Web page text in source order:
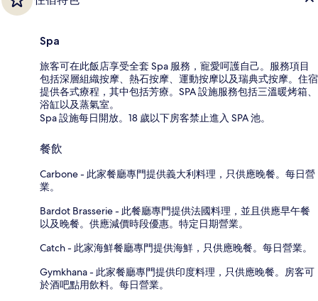
Spa
旅客可在此飯店享受全套 Spa 服務，寵愛呵護自己。服務項目
包括深層組織按摩、熱石按摩、運動按摩以及瑞典式按摩。住宿
提供各式療程，其中包括芳療。SPA 設施服務包括三溫暖烤箱、
浴缸以及蒸氣室。
Spa 設施每日開放。18 歲以下房客禁止進入 SPA 池。
餐飲
Carbone - 此家餐廳專門提供義大利料理，只供應晚餐。每日營
業。
Bardot Brasserie - 此餐廳專門提供法國料理，並且供應早午餐
以及晚餐。供應減價時段優惠。特定日期營業。
Catch - 此家海鮮餐廳專門提供海鮮，只供應晚餐。每日營業。
Gymkhana - 此家餐廳專門提供印度料理，只供應晚餐。房客可
於酒吧點用飲料。每日營業。